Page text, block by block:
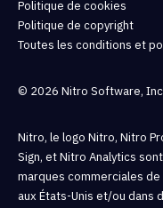
Politique de cookies
Politique de copyright
Toutes les conditions et
© 2026 Nitro Software,
Nitro, le logo Nitro, Nitro
Sign, et Nitro Analytics
marques commerciales
aux États-Unis et/ou dans